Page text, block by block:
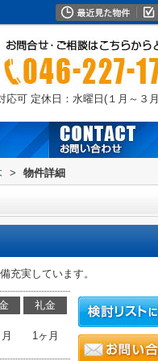
応可 定休日：水曜日(１月～３
> 物件詳細
実しています。
礼金
1ヶ月